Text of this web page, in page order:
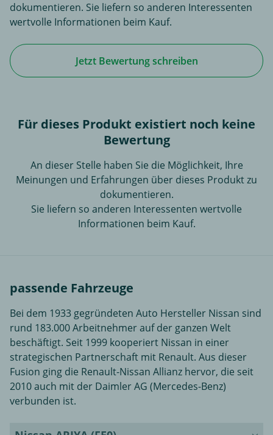
dokumentieren. Sie liefern so anderen Interessenten
wertvolle Informationen beim Kauf.
Jetzt Bewertung schreiben
Für dieses Produkt existiert noch keine
Bewertung
An dieser Stelle haben Sie die Möglichkeit, Ihre
Meinungen und Erfahrungen über dieses Produkt zu
dokumentieren.
Sie liefern so anderen Interessenten wertvolle
Informationen beim Kauf.
passende Fahrzeuge
Bei dem 1933 gegründeten Auto Hersteller Nissan sind
rund 183.000 Arbeitnehmer auf der ganzen Welt
beschäftigt. Seit 1999 kooperiert Nissan in einer
strategischen Partnerschaft mit Renault. Aus dieser
Fusion ging die Renault-Nissan Allianz hervor, die seit
2010 auch mit der Daimler AG (Mercedes-Benz)
verbunden ist.